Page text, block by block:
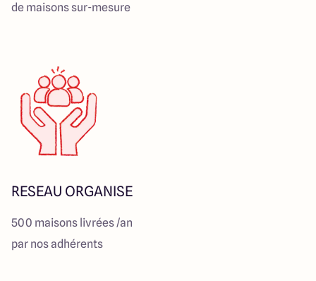
de maisons sur-mesure
RESEAU ORGANISE
500 maisons livrées /an
par nos adhérents